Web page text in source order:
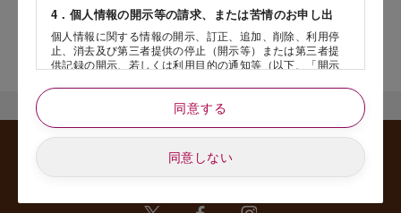
4．個人情報の開示等の請求、または苦情のお申し出
個人情報に関する情報の開示、訂正、追加、削除、利用停
止、消去及び第三者提供の停止（開示等）または第三者提
供記録の開示、若しくは利用目的の通知等（以下、「開示
のお申し出があった場合には、請求者がご本人であること
あるいは正式な代理人として認められる方であることを確
な期間と範囲内で対応させていただきます。
5. 個人情報の安全管理のために講じた措置について
に以下の措置をしております。
同意する
同意しない
店舗サービスに関するお問い合わせにつきましては、内容欄に『店
舗名』を記載いただけますと幸いです。